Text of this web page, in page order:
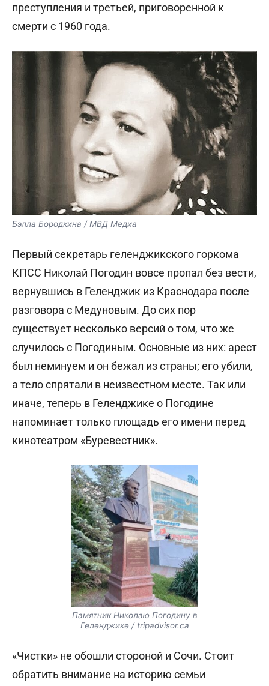
преступления и третьей, приговоренной к
смерти с 1960 года.
Бэлла Бородкина / МВД Медиа
Первый секретарь геленджикского горкома
КПСС Николай Погодин вовсе пропал без вести,
вернувшись в Геленджик из Краснодара после
разговора с Медуновым. До сих пор
существует несколько версий о том, что же
случилось с Погодиным. Основные из них: арест
был неминуем и он бежал из страны; его убили,
а тело спрятали в неизвестном месте. Так или
иначе, теперь в Геленджике о Погодине
напоминает только площадь его имени перед
кинотеатром «Буревестник».
Памятник Николаю Погодину в
Геленджике / tripadvisor.ca
«Чистки» не обошли стороной и Сочи. Стоит
обратить внимание на историю семьи